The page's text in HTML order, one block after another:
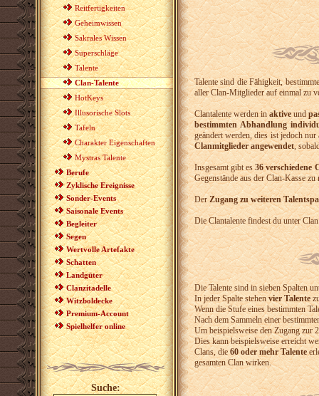
Reitfertigkeiten
Geheimwissen
Sakrales Wissen
Superschläge
Talente
Clan-Talente
HotKeys
Illusorische Slots
Tafeln
Charakter Eigenschaften
Mystras Talente
Berufe
Zyklische Ereignisse
Sonder-Events
Saisonale Events
Begleiter
Segen
Wertvolle Artefakte
Schatten
Landgüter
Clanzitadelle
Witzboldecke
Premium-Account
Spielhelfer online
Suche:
Talente sind die Fähigkeit,
aller Clan-Mitglieder auf einmal zu
Clantalente werden inaktiveund
bestimmten Abhandlung
geändert werden, dies ist jedoch
Clanmitglieder angewendet,
Insgesamt gibt es36 verschiedene
Gegenstände aus der Clan-Kasse
Der Zugang zu weiteren
Die Clantalente findest du unter
Die Talente sind in sieben Spalten
In jeder Spalte stehen vier Talente
Wenn die Stufe eines bestimmten
Nach dem Sammeln einer
Um beispielsweise den Zugang zur
Dies kann beispielsweise erreicht
Clans, die60 oder mehr Talente
gesamten Clan wirken.